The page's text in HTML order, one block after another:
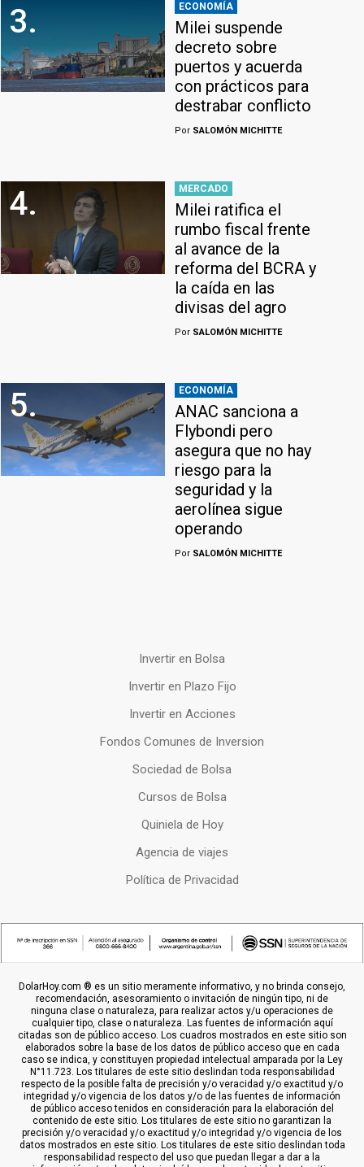
3. ECONOMÍA
Milei suspende
decreto sobre
puertos y acuerda
con prácticos para
destrabar conflicto
Por SALOMÓN MICHITTE
4. MERCADO
Milei ratifica el
rumbo fiscal frente
al avance de la
reforma del BCRA y
la caída en las
divisas del agro
Por SALOMÓN MICHITTE
5. ECONOMÍA
ANAC sanciona a
Flybondi pero
asegura que no hay
riesgo para la
seguridad y la
aerolínea sigue
operando
Por SALOMÓN MICHITTE
Invertir en Bolsa
Invertir en Plazo Fijo
Invertir en Acciones
Fondos Comunes de Inversion
Sociedad de Bolsa
Cursos de Bolsa
Quiniela de Hoy
Agencia de viajes
Política de Privacidad
DolarHoy.com ® es un sitio meramente informativo, y no brinda consejo,
recomendación, asesoramiento o invitación de ningún tipo, ni de
ninguna clase o naturaleza, para realizar actos y/u operaciones de
cualquier tipo, clase o naturaleza. Las fuentes de información aquí
citadas son de público acceso. Los cuadros mostrados en este sitio son
elaborados sobre la base de los datos de público acceso que en cada
caso se indica, y constituyen propiedad intelectual amparada por la Ley
N°11.723. Los titulares de este sitio deslindan toda responsabilidad
respecto de la posible falta de precisión y/o veracidad y/o exactitud y/o
integridad y/o vigencia de los datos y/o de las fuentes de información
de público acceso tenidos en consideración para la elaboración del
contenido de este sitio. Los titulares de este sitio no garantizan la
precisión y/o veracidad y/o exactitud y/o integridad y/o vigencia de los
datos mostrados en este sitio. Los titulares de este sitio deslindan toda
responsabilidad respecto del uso que puedan llegar a dar a la